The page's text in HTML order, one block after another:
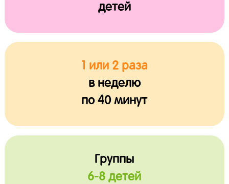
детей
1 или 2 раза
в неделю
по 40 минут
Группы
6-8 детей